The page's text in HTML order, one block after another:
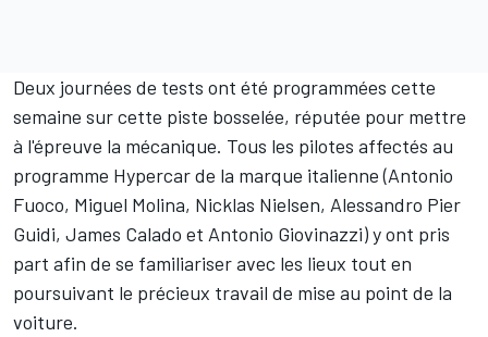
Deux journées de tests ont été programmées cette
semaine sur cette piste bosselée, réputée pour mettre
à l'épreuve la mécanique. Tous les pilotes affectés au
programme Hypercar de la marque italienne (Antonio
Fuoco, Miguel Molina, Nicklas Nielsen, Alessandro Pier
Guidi, James Calado et Antonio Giovinazzi) y ont pris
part afin de se familiariser avec les lieux tout en
poursuivant le précieux travail de mise au point de la
voiture.